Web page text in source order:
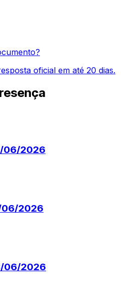
oficial em até 20 dias.
06/2026
06/2026
06/2026